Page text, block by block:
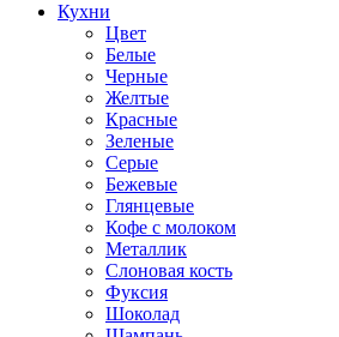
Кухни
Цвет
Белые
Черные
Желтые
Красные
Зеленые
Серые
Бежевые
Глянцевые
Кофе с молоком
Металлик
Слоновая кость
Фуксия
Шоколад